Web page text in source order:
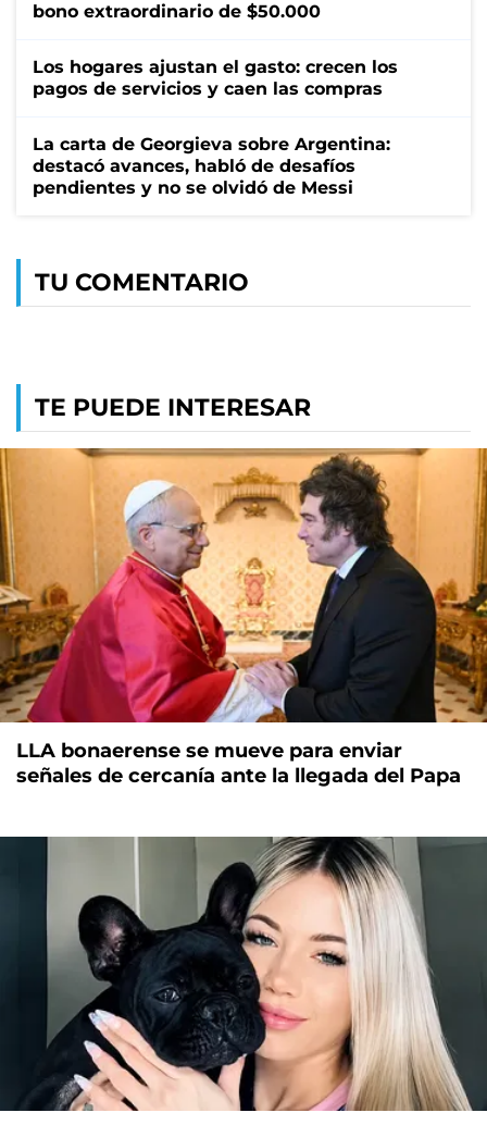
bono extraordinario de $50.000
Los hogares ajustan el gasto: crecen los
pagos de servicios y caen las compras
La carta de Georgieva sobre Argentina:
destacó avances, habló de desafíos
pendientes y no se olvidó de Messi
TU COMENTARIO
TE PUEDE INTERESAR
LLA bonaerense se mueve para enviar
señales de cercanía ante la llegada del Papa